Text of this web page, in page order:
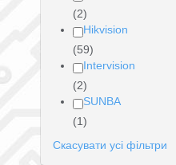
(2)
Hikvision
(59)
Intervision
(2)
SUNBA
(1)
Скасувати усі фільтри